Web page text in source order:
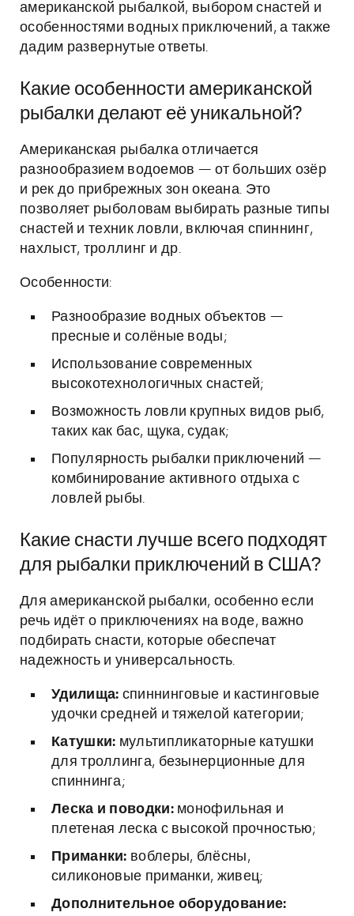
американской рыбалкой, выбором снастей и
особенностями водных приключений, а также
дадим развернутые ответы.
Какие особенности американской
рыбалки делают её уникальной?
Американская рыбалка отличается
разнообразием водоемов — от больших озёр
и рек до прибрежных зон океана. Это
позволяет рыболовам выбирать разные типы
снастей и техник ловли, включая спиннинг,
нахлыст, троллинг и др.
Особенности:
Разнообразие водных объектов —
пресные и солёные воды;
Использование современных
высокотехнологичных снастей;
Возможность ловли крупных видов рыб,
таких как бас, щука, судак;
Популярность рыбалки приключений —
комбинирование активного отдыха с
ловлей рыбы.
Какие снасти лучше всего подходят
для рыбалки приключений в США?
Для американской рыбалки, особенно если
речь идёт о приключениях на воде, важно
подбирать снасти, которые обеспечат
надежность и универсальность.
Удилища: спиннинговые и кастинговые
удочки средней и тяжелой категории;
Катушки: мультипликаторные катушки
для троллинга, безынерционные для
спиннинга;
Леска и поводки:монофильная и
плетеная леска с высокой прочностью;
Приманки: воблеры, блёсны,
силиконовые приманки, живец;
Дополнительное оборудование: